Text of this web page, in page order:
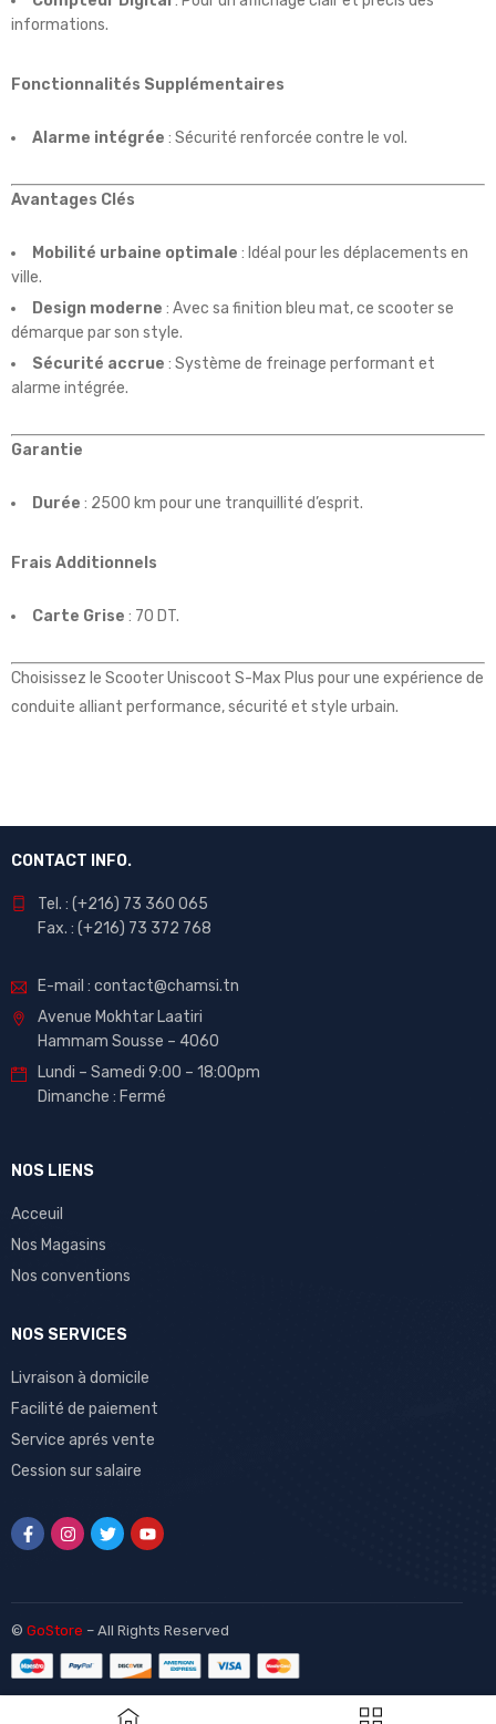
informations.
Fonctionnalités Supplémentaires
Alarme intégrée : Sécurité renforcée contre le vol.
Avantages Clés
Mobilité urbaine optimale : Idéal pour les déplacements en
ville.
Design moderne : Avec sa finition bleu mat, ce scooter se
démarque par son style.
Sécurité accrue : Système de freinage performant et
alarme intégrée.
Garantie
Durée : 2500 km pour une tranquillité d’esprit.
Frais Additionnels
Carte Grise : 70 DT.
Choisissez le Scooter Uniscoot S-Max Plus pour une expérience de
conduite alliant performance, sécurité et style urbain.
CONTACT INFO.
Tel. : (+216) 73 360 065
Fax. : (+216) 73 372 768
E-mail : contact@chamsi.tn
Avenue Mokhtar Laatiri
Hammam Sousse – 4060
Lundi – Samedi 9:00 – 18:00pm
Dimanche : Fermé
NOS LIENS
Acceuil
Nos Magasins
Nos conventions
NOS SERVICES
Livraison à domicile
Facilité de paiement
Service aprés vente
Cession sur salaire
© GoStore – All Rights Reserved